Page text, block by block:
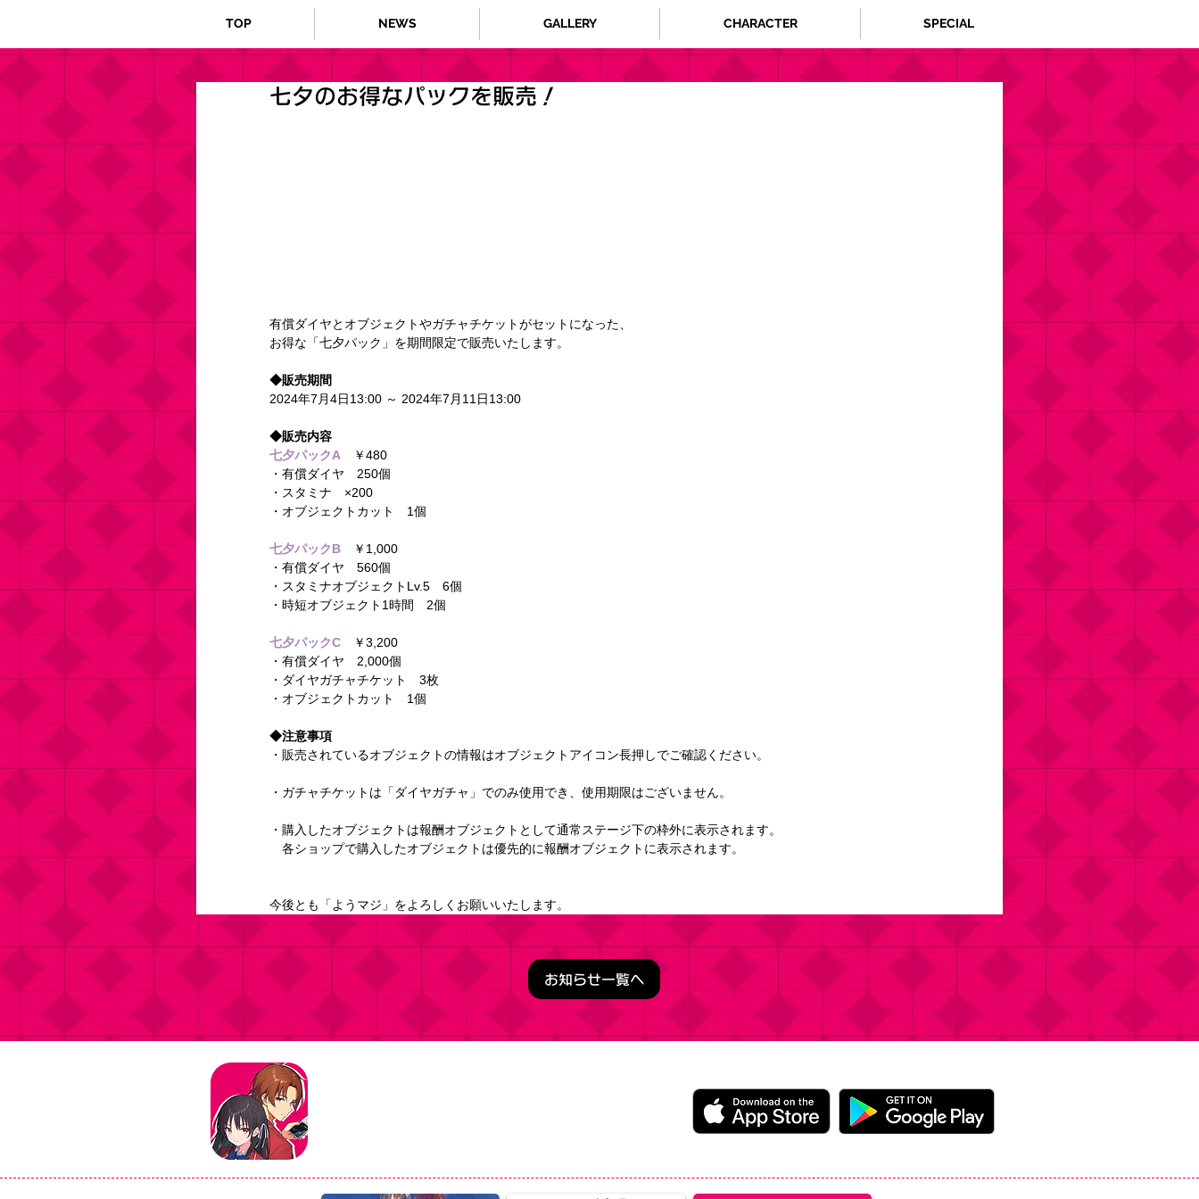
TOP NEWS GALLERY CHARACTER SPECIAL
七夕のお得なパックを販売！
有償ダイヤとオブジェクトやガチャチケットがセットになった、
お得な「七夕パック」を期間限定で販売いたします。
◆販売期間
2024年7月4日13:00 ～ 2024年7月11日13:00
◆販売内容
七夕パックA ￥480
・有償ダイヤ　250個
・スタミナ　×200
・オブジェクトカット　1個
七夕パックB ￥1,000
・有償ダイヤ　560個
・スタミナオブジェクトLv.5　6個
・時短オブジェクト1時間　2個
七夕パックC ￥3,200
・有償ダイヤ　2,000個
・ダイヤガチャチケット　3枚
・オブジェクトカット　1個
◆注意事項
・販売されているオブジェクトの情報はオブジェクトアイコン長押しでご確認ください。
・ガチャチケットは「ダイヤガチャ」でのみ使用でき、使用期限はございません。
・購入したオブジェクトは報酬オブジェクトとして通常ステージ下の枠外に表示されます。
各ショップで購入したオブジェクトは優先的に報酬オブジェクトに表示されます。
今後とも「ようマジ」をよろしくお願いいたします。
お知らせ一覧へ